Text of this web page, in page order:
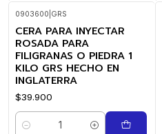
0903600 GRS
CERA PARA INYECTAR
ROSADA PARA
FILIGRANAS O PIEDRA 1
KILO GRS HECHO EN
INGLATERRA
$39.900
Cantidad